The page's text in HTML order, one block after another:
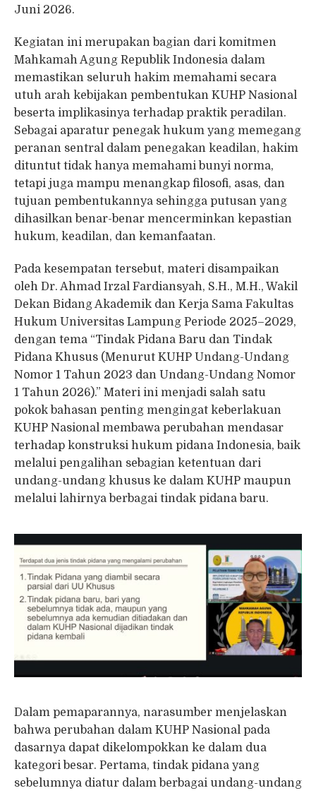
Juni 2026.
Kegiatan ini merupakan bagian dari komitmen
Mahkamah Agung Republik Indonesia dalam
memastikan seluruh hakim memahami secara
utuh arah kebijakan pembentukan KUHP Nasional
beserta implikasinya terhadap praktik peradilan.
Sebagai aparatur penegak hukum yang memegang
peranan sentral dalam penegakan keadilan, hakim
dituntut tidak hanya memahami bunyi norma,
tetapi juga mampu menangkap filosofi, asas, dan
tujuan pembentukannya sehingga putusan yang
dihasilkan benar-benar mencerminkan kepastian
hukum, keadilan, dan kemanfaatan.
Pada kesempatan tersebut, materi disampaikan
oleh Dr. Ahmad Irzal Fardiansyah, S.H., M.H., Wakil
Dekan Bidang Akademik dan Kerja Sama Fakultas
Hukum Universitas Lampung Periode 2025–2029,
dengan tema “Tindak Pidana Baru dan Tindak
Pidana Khusus (Menurut KUHP Undang-Undang
Nomor 1 Tahun 2023 dan Undang-Undang Nomor
1 Tahun 2026).” Materi ini menjadi salah satu
pokok bahasan penting mengingat keberlakuan
KUHP Nasional membawa perubahan mendasar
terhadap konstruksi hukum pidana Indonesia, baik
melalui pengalihan sebagian ketentuan dari
undang-undang khusus ke dalam KUHP maupun
melalui lahirnya berbagai tindak pidana baru.
Dalam pemaparannya, narasumber menjelaskan
bahwa perubahan dalam KUHP Nasional pada
dasarnya dapat dikelompokkan ke dalam dua
kategori besar. Pertama, tindak pidana yang
sebelumnya diatur dalam berbagai undang-undang